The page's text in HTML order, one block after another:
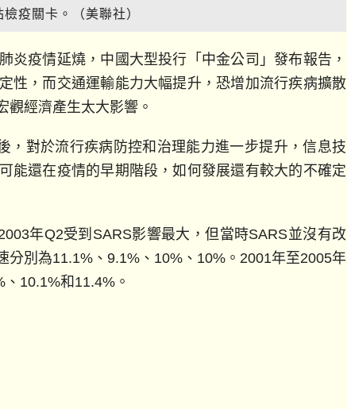
疫關卡。（美聯社）
炎疫情延燒，中國大型投行「中金公司」發布報告，
性，而交通運輸能力大幅提升，恐增加流行疾病擴散
觀經濟產生太大影響。
，對於流行疾病防控和治理能力進一步提升，信息技
能還在疫情的早期階段，如何發展還有較大的不確定
年Q2受到SARS影響最大，但當時SARS並沒有改
別為11.1%、9.1%、10%、10%。2001年至2005年
10.1%和11.4%。